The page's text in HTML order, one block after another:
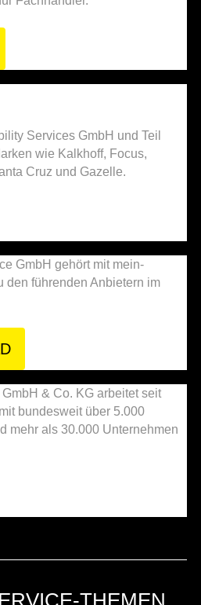
Services GmbH und Teil
wie Kalkhoff, Focus,
Cruz und Gazelle.
GmbH gehört mit mein-
den führenden Anbietern im
& Co. KG arbeitet seit
bundesweit über 5.000
mehr als 30.000 Unternehmen
THEMEN